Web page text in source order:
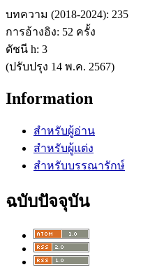
บทความ (2018-2024): 235
การอ้างอิง: 52 ครั้ง
ดัชนี h: 3
(ปรับปรุง 14 พ.ค. 2567)
Information
สำหรับผู้อ่าน
สำหรับผู้แต่ง
สำหรับบรรณารักษ์
ฉบับปัจจุบัน